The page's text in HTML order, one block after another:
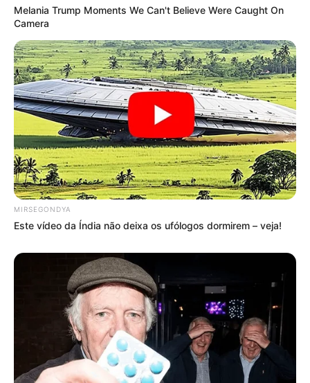
Melania Trump Moments We Can't Believe Were Caught On
Camera
MIRSEGONDYA
Este vídeo da Índia não deixa os ufólogos dormirem – veja!